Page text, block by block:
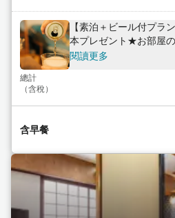
【素泊＋ビール付プラ
本プレゼント★お部屋
す！
閱讀更多
總計
（含稅）
含早餐
含早餐
閱讀更多